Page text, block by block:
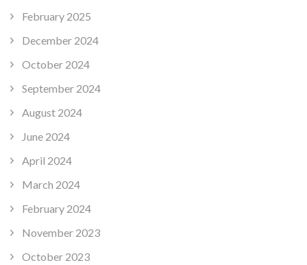
February 2025
December 2024
October 2024
September 2024
August 2024
June 2024
April 2024
March 2024
February 2024
November 2023
October 2023